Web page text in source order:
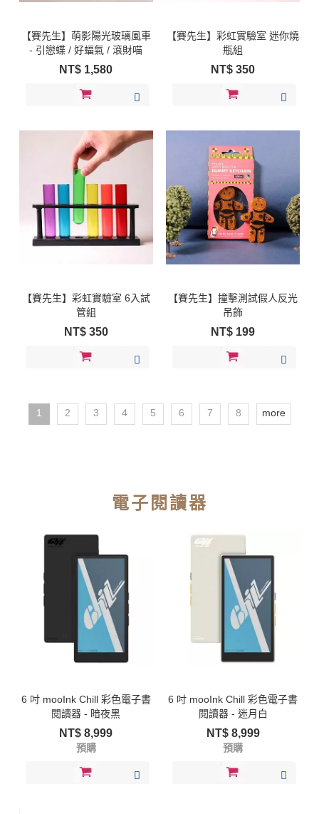
【賽先生】萌影陽光玻璃風車
- 引戀蝶 / 好蝠氣 / 滾財喵
NT$ 1,580
【賽先生】彩虹實驗室 迷你燒
瓶組
NT$350
【賽先生】彩虹實驗室 6入試
管組
NT$ 350
【賽先生】撞擊測試假人反光
吊飾
NT$ 199
1 2 3 4 5 6 7 8 more
電子閱讀器
6 吋 mooInk Chill 彩色電子書
閱讀器 - 暗夜黑
NT$8,999
預購
6 吋 mooInk Chill 彩色電子書
閱讀器 - 迷月白
NT$ 8,999
預購